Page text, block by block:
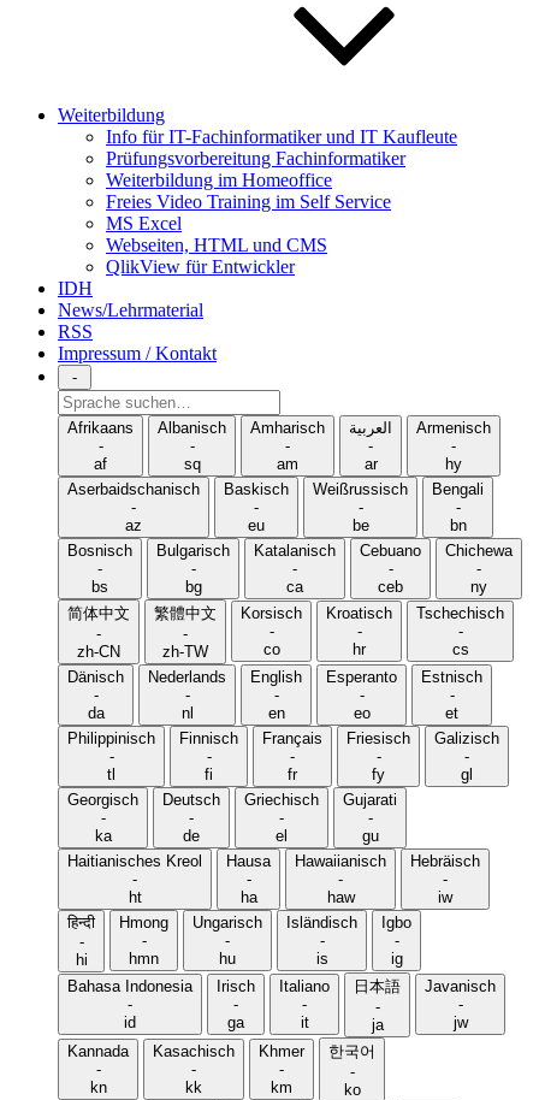
Weiterbildung
Info für IT-Fachinformatiker und IT Kaufleute
Prüfungsvorbereitung Fachinformatiker
Weiterbildung im Homeoffice
Freies Video Training im Self Service
MS Excel
Webseiten, HTML und CMS
QlikView für Entwickler
IDH
News/Lehrmaterial
RSS
Impressum / Kontakt
-
Sprache
suchen
Afrikaans
-
af
Albanisch
-
sq
Amharisch
-
am
العربية
-
ar
Armenisch
-
hy
Aserbaidschanisch
-
az
Baskisch
-
eu
Weißrussisch
-
be
Bengali
-
bn
Bosnisch
-
bs
Bulgarisch
-
bg
Katalanisch
-
ca
Cebuano
-
ceb
Chichewa
-
ny
简体中文
-
zh-CN
繁體中文
-
zh-TW
Korsisch
-
co
Kroatisch
-
hr
Tschechisch
-
cs
Dänisch
-
da
Nederlands
-
nl
English
-
en
Esperanto
-
eo
Estnisch
-
et
Philippinisch
-
tl
Finnisch
-
fi
Français
-
fr
Friesisch
-
fy
Galizisch
-
gl
Georgisch
-
ka
Deutsch
-
de
Griechisch
-
el
Gujarati
-
gu
Haitianisches Kreol
-
ht
Hausa
-
ha
Hawaiianisch
-
haw
Hebräisch
-
iw
हिन्दी
-
hi
Hmong
-
hmn
Ungarisch
-
hu
Isländisch
-
is
Igbo
-
ig
Bahasa Indonesia
-
id
Irisch
-
ga
Italiano
-
it
日本語
-
ja
Javanisch
-
jw
Kannada
-
kn
Kasachisch
-
kk
Khmer
-
km
한국어
-
ko